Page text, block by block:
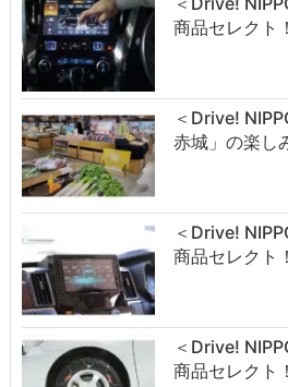
商品セレクト
＜Drive!
赤城」の楽し
＜Drive!
商品セレクト
＜Drive!
商品セレクト